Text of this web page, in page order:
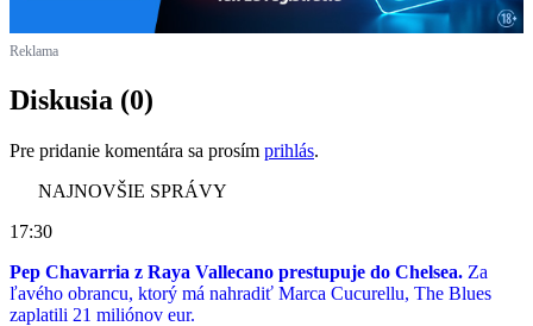
Reklama
Diskusia (0)
Pre pridanie komentára sa prosím prihlás.
NAJNOVŠIE SPRÁVY
17:30
Pep Chavarria z Raya Vallecano prestupuje do Chelsea. Za
ľavého obrancu, ktorý má nahradiť Marca Cucurellu, The Blues
zaplatili 21 miliónov eur.